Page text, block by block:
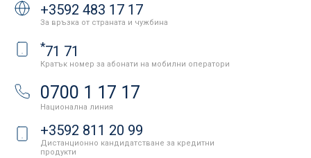
+3592 483 17 17
За връзка от страната и чужбина
*71 71
Кратък номер за абонати на мобилни оператори
0700 1 17 17
Национална линия
+3592 811 20 99
Дистанционно кандидатстване за кредитни
продукти